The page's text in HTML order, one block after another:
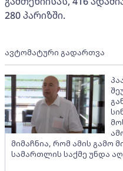
280 პარიზში.
ავტომატური გადართვა
მიმაჩნია, რომ ამის გამო
სამართლის საქმე უნდა